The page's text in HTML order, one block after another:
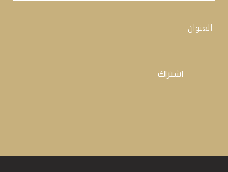
العنوان
اختبار
CAPTCHA